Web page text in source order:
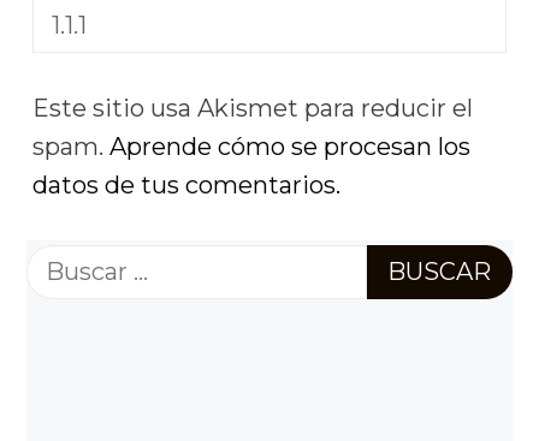
Este sitio usa Akismet para reducir el
spam. Aprende cómo se procesan los
datos de tus comentarios.
Buscar: